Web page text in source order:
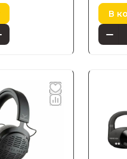
В